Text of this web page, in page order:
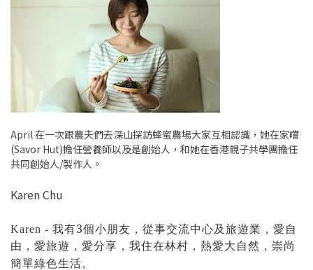
April 在一次跟農夫們去深山探訪蜂蜜農場大家互相認識，她在家嚐
(Savor Hut)擔任營養師以及是創始人，和她在香港親子共學團擔任
共同創始人/製作人。
Karen Chu
Karen - 我有3個小朋友 ， 從事交流中心及旅遊業，愛自
由，愛旅遊，愛分享，我住在林村，熱愛大自然，崇尚
簡單綠色生活。